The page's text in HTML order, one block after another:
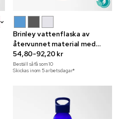
Brinley vattenflaska av
återvunnet material med
färgtryck, 1 l
54,80-92,20 kr
Beställ så få som10
Skickas inom 5 arbetsdagar*